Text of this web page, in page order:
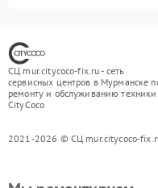
СЦ mur.citycoco-fix.ru - сеть
сервисных центров в Мурманске
ремонту и обслуживанию техники
CityCoco
2021-2026 © СЦ mur.citycoco-